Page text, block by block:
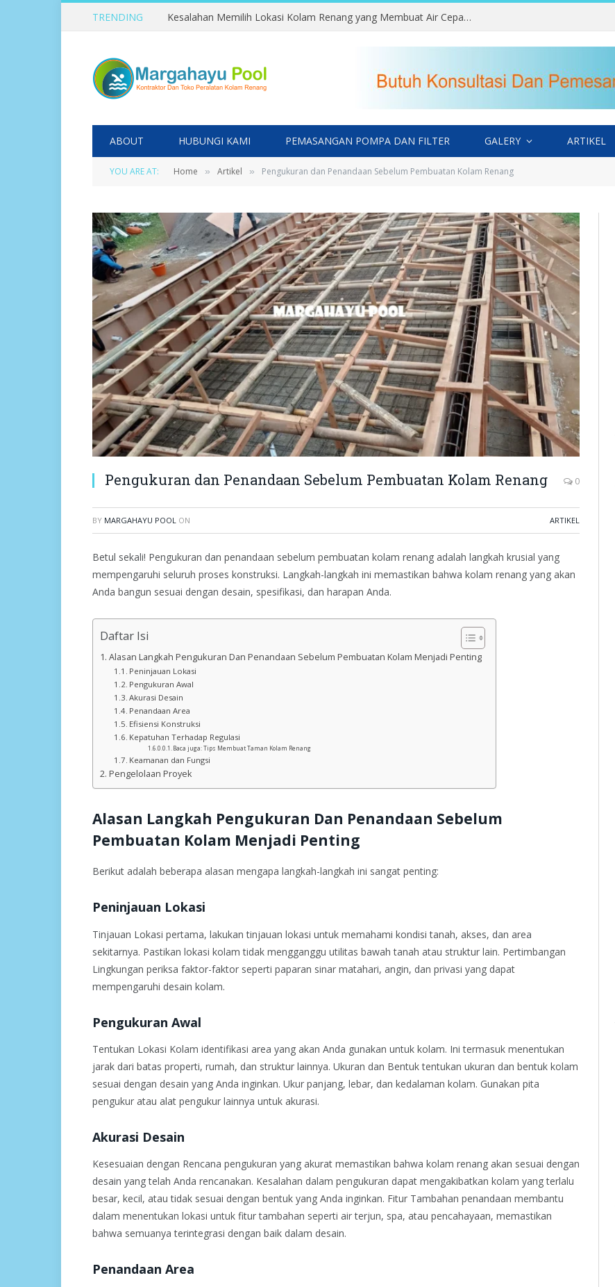
TRENDING Kesalahan Memilih Lokasi Kolam Renang yang Membuat Air Cepat Kotor
ABOUT HUBUNGI KAMI PEMASANGAN POMPA DAN FILTER GALERY ARTIKEL
YOU ARE AT: Home » Artikel » Pengukuran dan Penandaan Sebelum Pembuatan Kolam Renang
Pengukuran dan Penandaan Sebelum Pembuatan Kolam Renang 0
BY MARGAHAYU POOL ON ARTIKEL
Betul sekali! Pengukuran dan penandaan sebelum pembuatan kolam renang adalah langkah krusial yang
mempengaruhi seluruh proses konstruksi. Langkah-langkah ini memastikan bahwa kolam renang yang akan
Anda bangun sesuai dengan desain, spesifikasi, dan harapan Anda.
Daftar Isi
Alasan Langkah Pengukuran Dan Penandaan Sebelum Pembuatan Kolam Menjadi Penting
Peninjauan Lokasi
Pengukuran Awal
Akurasi Desain
Penandaan Area
Efisiensi Konstruksi
Kepatuhan Terhadap Regulasi
Baca juga: Tips Membuat Taman Kolam Renang
Keamanan dan Fungsi
Pengelolaan Proyek
Alasan Langkah Pengukuran Dan Penandaan Sebelum
Pembuatan Kolam Menjadi Penting
Berikut adalah beberapa alasan mengapa langkah-langkah ini sangat penting:
Peninjauan Lokasi
Tinjauan Lokasi pertama, lakukan tinjauan lokasi untuk memahami kondisi tanah, akses, dan area
sekitarnya. Pastikan lokasi kolam tidak mengganggu utilitas bawah tanah atau struktur lain. Pertimbangan
Lingkungan periksa faktor-faktor seperti paparan sinar matahari, angin, dan privasi yang dapat
mempengaruhi desain kolam.
Pengukuran Awal
Tentukan Lokasi Kolam identifikasi area yang akan Anda gunakan untuk kolam. Ini termasuk menentukan
jarak dari batas properti, rumah, dan struktur lainnya. Ukuran dan Bentuk tentukan ukuran dan bentuk kolam
sesuai dengan desain yang Anda inginkan. Ukur panjang, lebar, dan kedalaman kolam. Gunakan pita
pengukur atau alat pengukur lainnya untuk akurasi.
Akurasi Desain
Kesesuaian dengan Rencana pengukuran yang akurat memastikan bahwa kolam renang akan sesuai dengan
desain yang telah Anda rencanakan. Kesalahan dalam pengukuran dapat mengakibatkan kolam yang terlalu
besar, kecil, atau tidak sesuai dengan bentuk yang Anda inginkan. Fitur Tambahan penandaan membantu
dalam menentukan lokasi untuk fitur tambahan seperti air terjun, spa, atau pencahayaan, memastikan
bahwa semuanya terintegrasi dengan baik dalam desain.
Penandaan Area